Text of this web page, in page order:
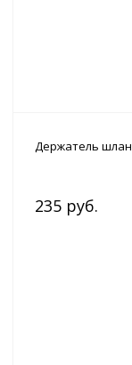
Держатель
235 руб.